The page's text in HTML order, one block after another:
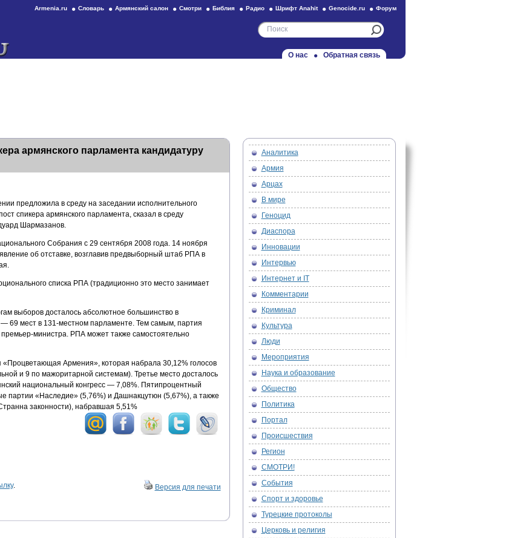
Armenia.ru Словарь Армянский салон Смотри Библия Радио Шрифт Anahit Genocide.ru Форум
О нас Обратная связь
армянского парламента кандидатуру
предложила в среду на заседании исполнительного
спикера армянского парламента, сказал в среду
Шармазанов.
Собрания с 29 сентября 2008 года. 14 ноября
об отставке, возглавив предвыборный штаб РПА в
списка РПА (традиционно это место занимает
выборов досталось абсолютное большинство в
69 мест в 131-местном парламенте. Тем самым, партия
министра. РПА может также самостоятельно
Армения», которая набрала 30,12% голосов
и 9 по мажоритарной системам). Третье место досталось
национальный конгресс — 7,08%. Пятипроцентный
партии «Наследие» (5,76%) и Дашнакцутюн (5,67%), а также
законности), набравшая 5,51%
. Версия для печати
Аналитика
Армия
Арцах
В мире
Геноцид
Диаспора
Инновации
Интервью
Интернет и IT
Комментарии
Криминал
Культура
Люди
Мероприятия
Наука и образование
Общество
Политика
Портал
Происшествия
Регион
СМОТРИ!
События
Спорт и здоровье
Турецкие протоколы
Церковь и религия